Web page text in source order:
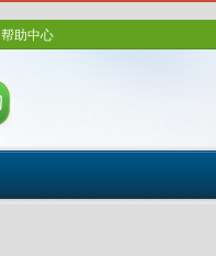
帮助中心